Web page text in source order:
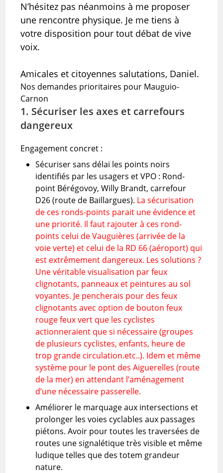
N’hésitez pas néanmoins à me proposer
une rencontre physique. Je me tiens à
votre disposition pour tout débat de vive
voix.
Amicales et citoyennes salutations, Daniel.
Nos demandes prioritaires pour Mauguio-
Carnon
1. Sécuriser les axes et carrefours
dangereux
Engagement concret :
Sécuriser sans délai les points noirs
identifiés par les usagers et VPO : Rond-
point Bérégovoy, Willy Brandt, carrefour
D26 (route de Baillargues). La sécurisation
de ces ronds-points parait une évidence et
une priorité. Il faut rajouter à ces rond-
points celui de Vauguières (arrivée de la
voie verte) et celui de la RD 66 (aéroport) qui
est extrêmement dangereux. Les solutions ?
Une véritable visualisation par feux
clignotants, panneaux et peintures au sol
voyantes. Je pencherais pour des feux
clignotants avec option de bouton feux
rouge feux vert que les cyclistes
actionneraient que si nécessaire (groupes
de plusieurs cyclistes, enfants, heure de
trop grande circulation.etc..). Idem et même
système pour le pont des Aiguerelles (route
de la mer) en attendant l’aménagement
d’une nécessaire passerelle.
Améliorer le marquage aux intersections et
prolonger les voies cyclables aux passages
piétons. Avoir pour toutes les traversées de
routes une signalétique très visible et même
ludique telles que des totem grandeur
nature.